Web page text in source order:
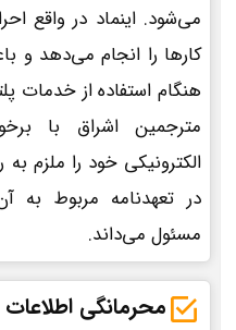
می‌شود. اینماد در واقع
کارها را انجام می‌دهد و
هنگام استفاده از خدمات
مترجمین اشراق با
الکترونیکی خود را ملزم
در تعهدنامه مربوط به
مسئول می‌داند.
محرمانگی اطلاعات